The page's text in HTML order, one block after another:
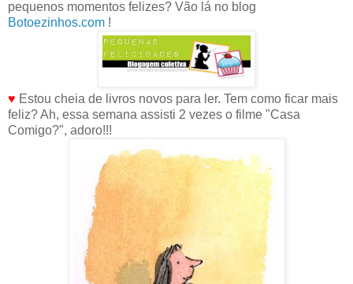
pequenos momentos felizes? Vão lá no blog
Botoezinhos.com !
♥ Estou cheia de livros novos para ler. Tem como ficar mais
feliz? Ah, essa semana assisti 2 vezes o filme "Casa
Comigo?", adoro!!!